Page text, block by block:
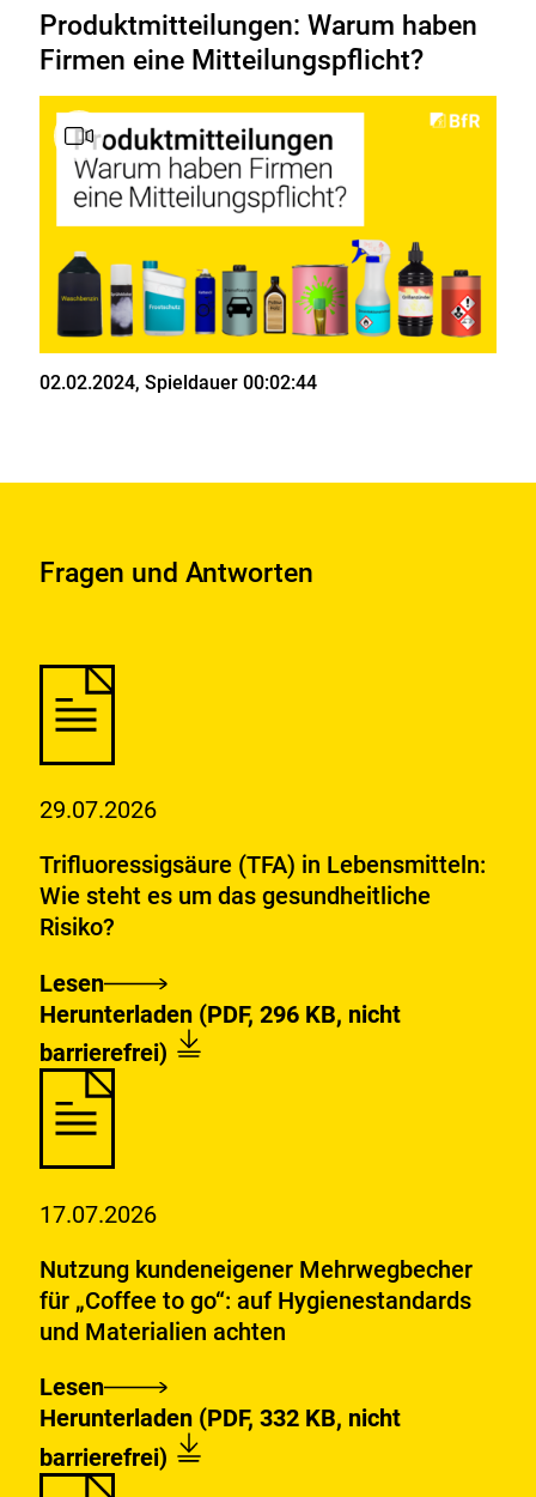
Produktmitteilungen: Warum haben
Firmen eine Mitteilungspflicht?
Stand
02.02.2024, Spieldauer 00:02:44
Fragen und Antworten
29.07.2026
Trifluoressigsäure (TFA) in Lebensmitteln:
Wie steht es um das gesundheitliche
Risiko?
Lesen
Trifluoressigsäure
(TFA)
in
Lebensmitteln:
Wie
um
gesundheitliche
Risiko?
Download:
Herunterladen trifluoressigsäure-
tfa-
das-
gesundheitliche-
risiko.pdf
(PDF, 296 KB, nicht
barrierefrei)
17.07.2026
Nutzung kundeneigener Mehrwegbecher
für „Coffee to go“: auf Hygienestandards
und Materialien achten
Lesen
Nutzung
kundeneigener
Mehrwegbecher
Download:
Herunterladen (PDF, 332 KB, nicht
barrierefrei)